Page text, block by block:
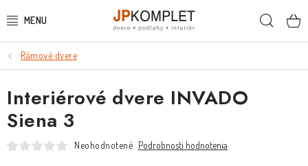
na
PODLAHY
DVERE A ZÁRUBNE
DVERE
Rámové dvere
Interiérové dvere INVADO
Siena 3
Neohodnotené Podrobnosti hodnotenia